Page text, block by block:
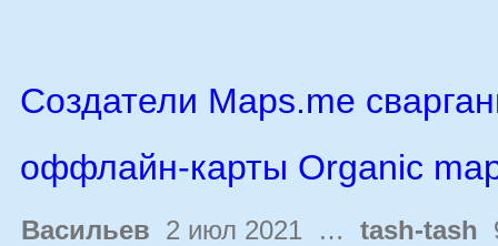
Создатели Maps.me
оффлайн-карты Organic
Васильев 2 июл 2021 … tash-tash